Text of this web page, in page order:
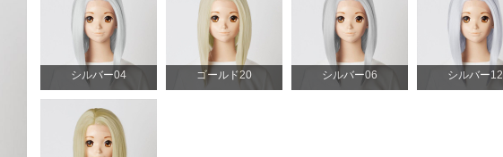
シルバー04 ゴールド20 シルバー06 シルバー12